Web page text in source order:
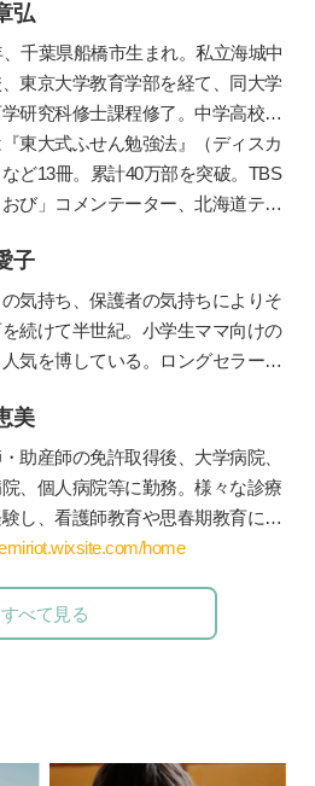
弘
千葉県船橋市生まれ。私立海城中
東京大学教育学部を経て、同大学
研究科修士課程修了。中学高校時
会長、サッカー部、応援団長、文
委員などを経験しながら東京大学
で合格。自身の時間の使い方や効率
のやり方」を教える塾プラスティ
。創業以来、公教育支援を続けて
青森県三戸町教育委員会の学習アド
等を務めてきた。
東大式ふせん勉強法』（ディスカ
ど13冊。累計40万部を突破。 TBS
おび」コメンテーター、北海道テレ
生新聞で執筆・連載中。
水章弘の合格への道」を毎週金曜
から放送中（エリア外でも「radiko
サービスで聴取できます）。
子
気持ち、保護者の気持ちによりそ
続けて半世紀。小学生ママ向けの
気を博している。ロングセラー絵
かた 春夏秋冬』（福音館書
あなたが自分らしく生きれば、子
せに育ちます』（小学館）、親向
育歴50年！愛子さんの子育てお悩
』（小学館）など多数。最新刊
保育も教育も「教える」から「学
変わらなきゃ』（小学館）。「りん
美
助産師の免許取得後、大学病院、
、個人病院等に勤務。様々な診療
し、看護師教育や思春期教育にも
青年海外協力隊として海外に赴任
了。親御さん方へのアドバイスを充
いと思い、保育士・公認心理師の
妊婦さんや産後の方向けに、オン
ービス中心のエミリオット助産院
home
すべて見る